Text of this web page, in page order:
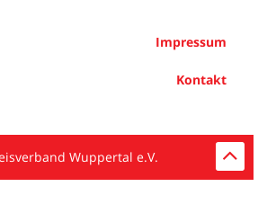
Impressum
Kontakt
Wuppertal e.V.